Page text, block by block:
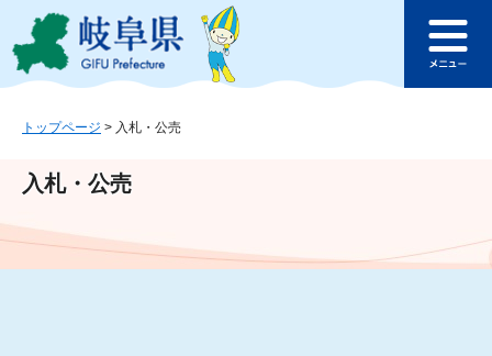
ジ
ュ
文
このページの本文へ
ュ
トップページ > 入札・公売
入札・公売